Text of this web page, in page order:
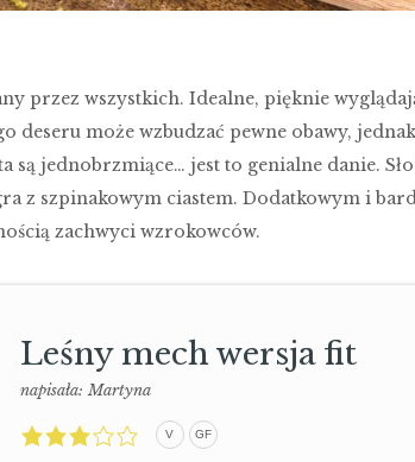
przez wszystkich. Idealne, pięknie
deseru może wzbudzać pewne obawy,
są jednobrzmiące… jest to genialne danie.
z szpinakowym ciastem. Dodatkowym i
zachwyci wzrokowców.
Leśny mech wersja fit
napisała:Martyna
3,0
rating
V GF